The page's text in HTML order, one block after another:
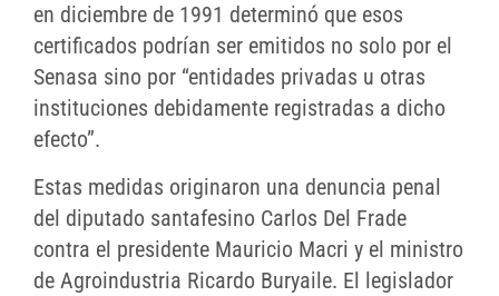
en diciembre de 1991 determinó que esos
certificados podrían ser emitidos no solo por el
Senasa sino por “entidades privadas u otras
instituciones debidamente registradas a dicho
efecto”.
Estas medidas originaron una denuncia penal
del diputado santafesino Carlos Del Frade
contra el presidente Mauricio Macri y el ministro
de Agroindustria Ricardo Buryaile. El legislador